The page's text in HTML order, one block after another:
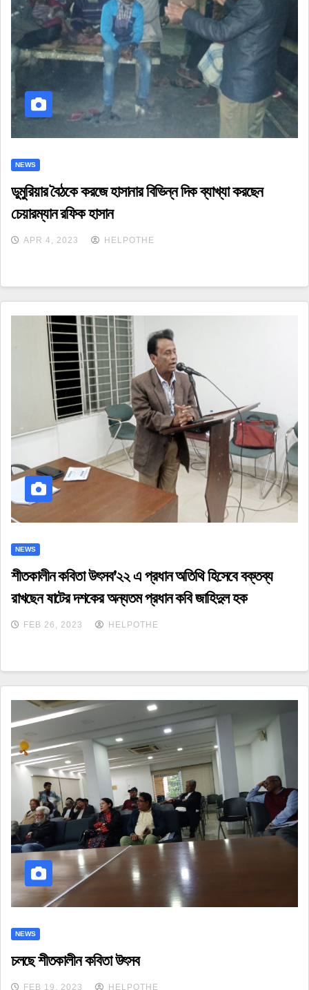
NEWS
ডুমুরিয়ার বৈঠকে করজে হাসানার বিভিন্ন দিক ব্যাখ্যা করছেন
চেয়ারম্যান রফিক হাসান
APR 4, 2023 HELPOTHE
NEWS
শীতকালীন কবিতা উৎসব’২২ এ প্রধান অতিথি হিসেবে বক্তব্য
রাখছেন ষাটের দশকের অন্যতম প্রধান কবি জাহিদুল হক
FEB 26, 2023 HELPOTHE
NEWS
চলছে শীতকালীন কবিতা উৎসব
FEB 19, 2023 HELPOTHE